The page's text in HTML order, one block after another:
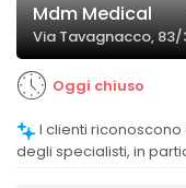
Mdm Medical
Via Tavagnacco, 83/
Oggi chiuso
degli specialisti, in